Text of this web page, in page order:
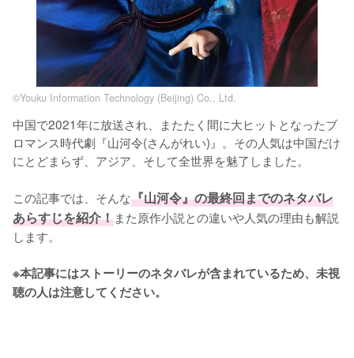
©Youku Information Technology (Beijing) Co., Ltd.
中国で2021年に放送され、またたく間に大ヒットとなったブ
ロマンス時代劇『山河令(さんがれい)』。その人気は中国だけ
にとどまらず、アジア、そして全世界を魅了しました。
この記事では、そんな『山河令』の最終回までのネタバレ
あらすじを紹介！また原作小説との違いや人気の理由も解説
します。
※本記事にはストーリーのネタバレが含まれているため、未視
聴の人は注意してください。